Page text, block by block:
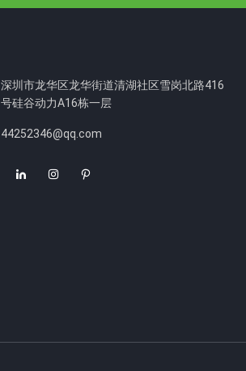
深圳市龙华区龙华街道清湖社区雪岗北路416
号硅谷动力A16栋一层
44252346@qq.com